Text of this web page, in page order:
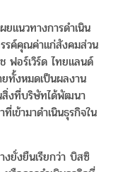
แนวทางการดำเนิน
รรค์คุณค่าแก่สังคมส่วน
ฟอร์เวิร์ด ไทยแลนด์
ทั้งหมดเป็นผลงาน
สิ่งที่บริษัทได้พัฒนา
เข้ามาดำเนินธุรกิจใน
งยั่งยืนเรียกว่า บิสซิ